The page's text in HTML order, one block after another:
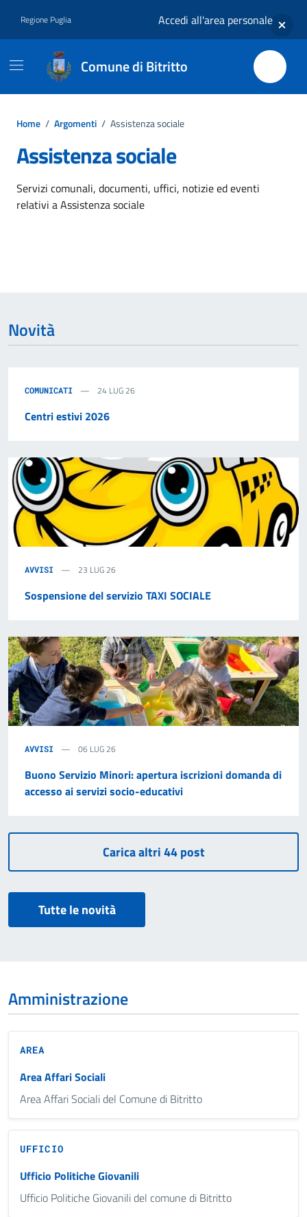
Regione Puglia Accedi all'area personale
Comune di Bitritto
Home / Argomenti / Assistenza sociale
Assistenza sociale
Dettagli dell'argomento
Servizi comunali, documenti, uffici, notizie ed eventi
relativi a Assistenza sociale
Novità
COMUNICATI 24 LUG 26
Centri estivi 2026
AVVISI 23 LUG 26
Sospensione del servizio TAXI SOCIALE
AVVISI 06 LUG 26
Buono Servizio Minori: apertura iscrizioni domanda di
accesso ai servizi socio-educativi
Tutte le novità
Amministrazione
AREA
Area Affari Sociali
Area Affari Sociali del Comune di Bitritto
UFFICIO
Ufficio Politiche Giovanili
Ufficio Politiche Giovanili del comune di Bitritto